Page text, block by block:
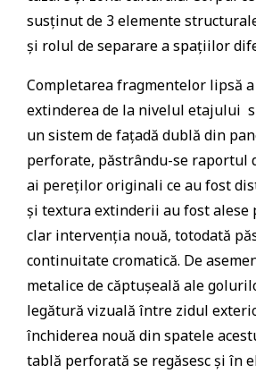
susținut de 3 elemente
și rolul de separare a spațiilor
Completarea fragmentelor lipsă
extinderea de la nivelul etajului
un sistem de fațadă dublă din
perforate, păstrându-se raportul
ai pereților originali ce au fost
și textura extinderii au fost alese
clar intervenția nouă, totodată
continuitate cromatică. De
metalice de căptușeală ale
legătură vizuală între zidul
închiderea nouă din spatele
tablă perforată se regăsesc și în